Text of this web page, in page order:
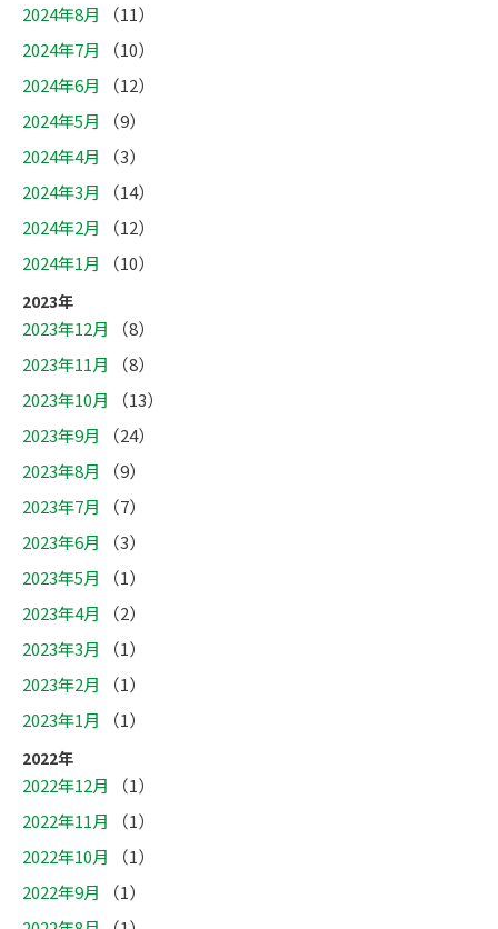
2024年8月
（11）
2024年7月
（10）
2024年6月
（12）
2024年5月
（9）
2024年4月
（3）
2024年3月
（14）
2024年2月
（12）
2024年1月
（10）
2023年
2023年12月
（8）
2023年11月
（8）
2023年10月
（13）
2023年9月
（24）
2023年8月
（9）
2023年7月
（7）
2023年6月
（3）
2023年5月
（1）
2023年4月
（2）
2023年3月
（1）
2023年2月
（1）
2023年1月
（1）
2022年
2022年12月
（1）
2022年11月
（1）
2022年10月
（1）
2022年9月
（1）